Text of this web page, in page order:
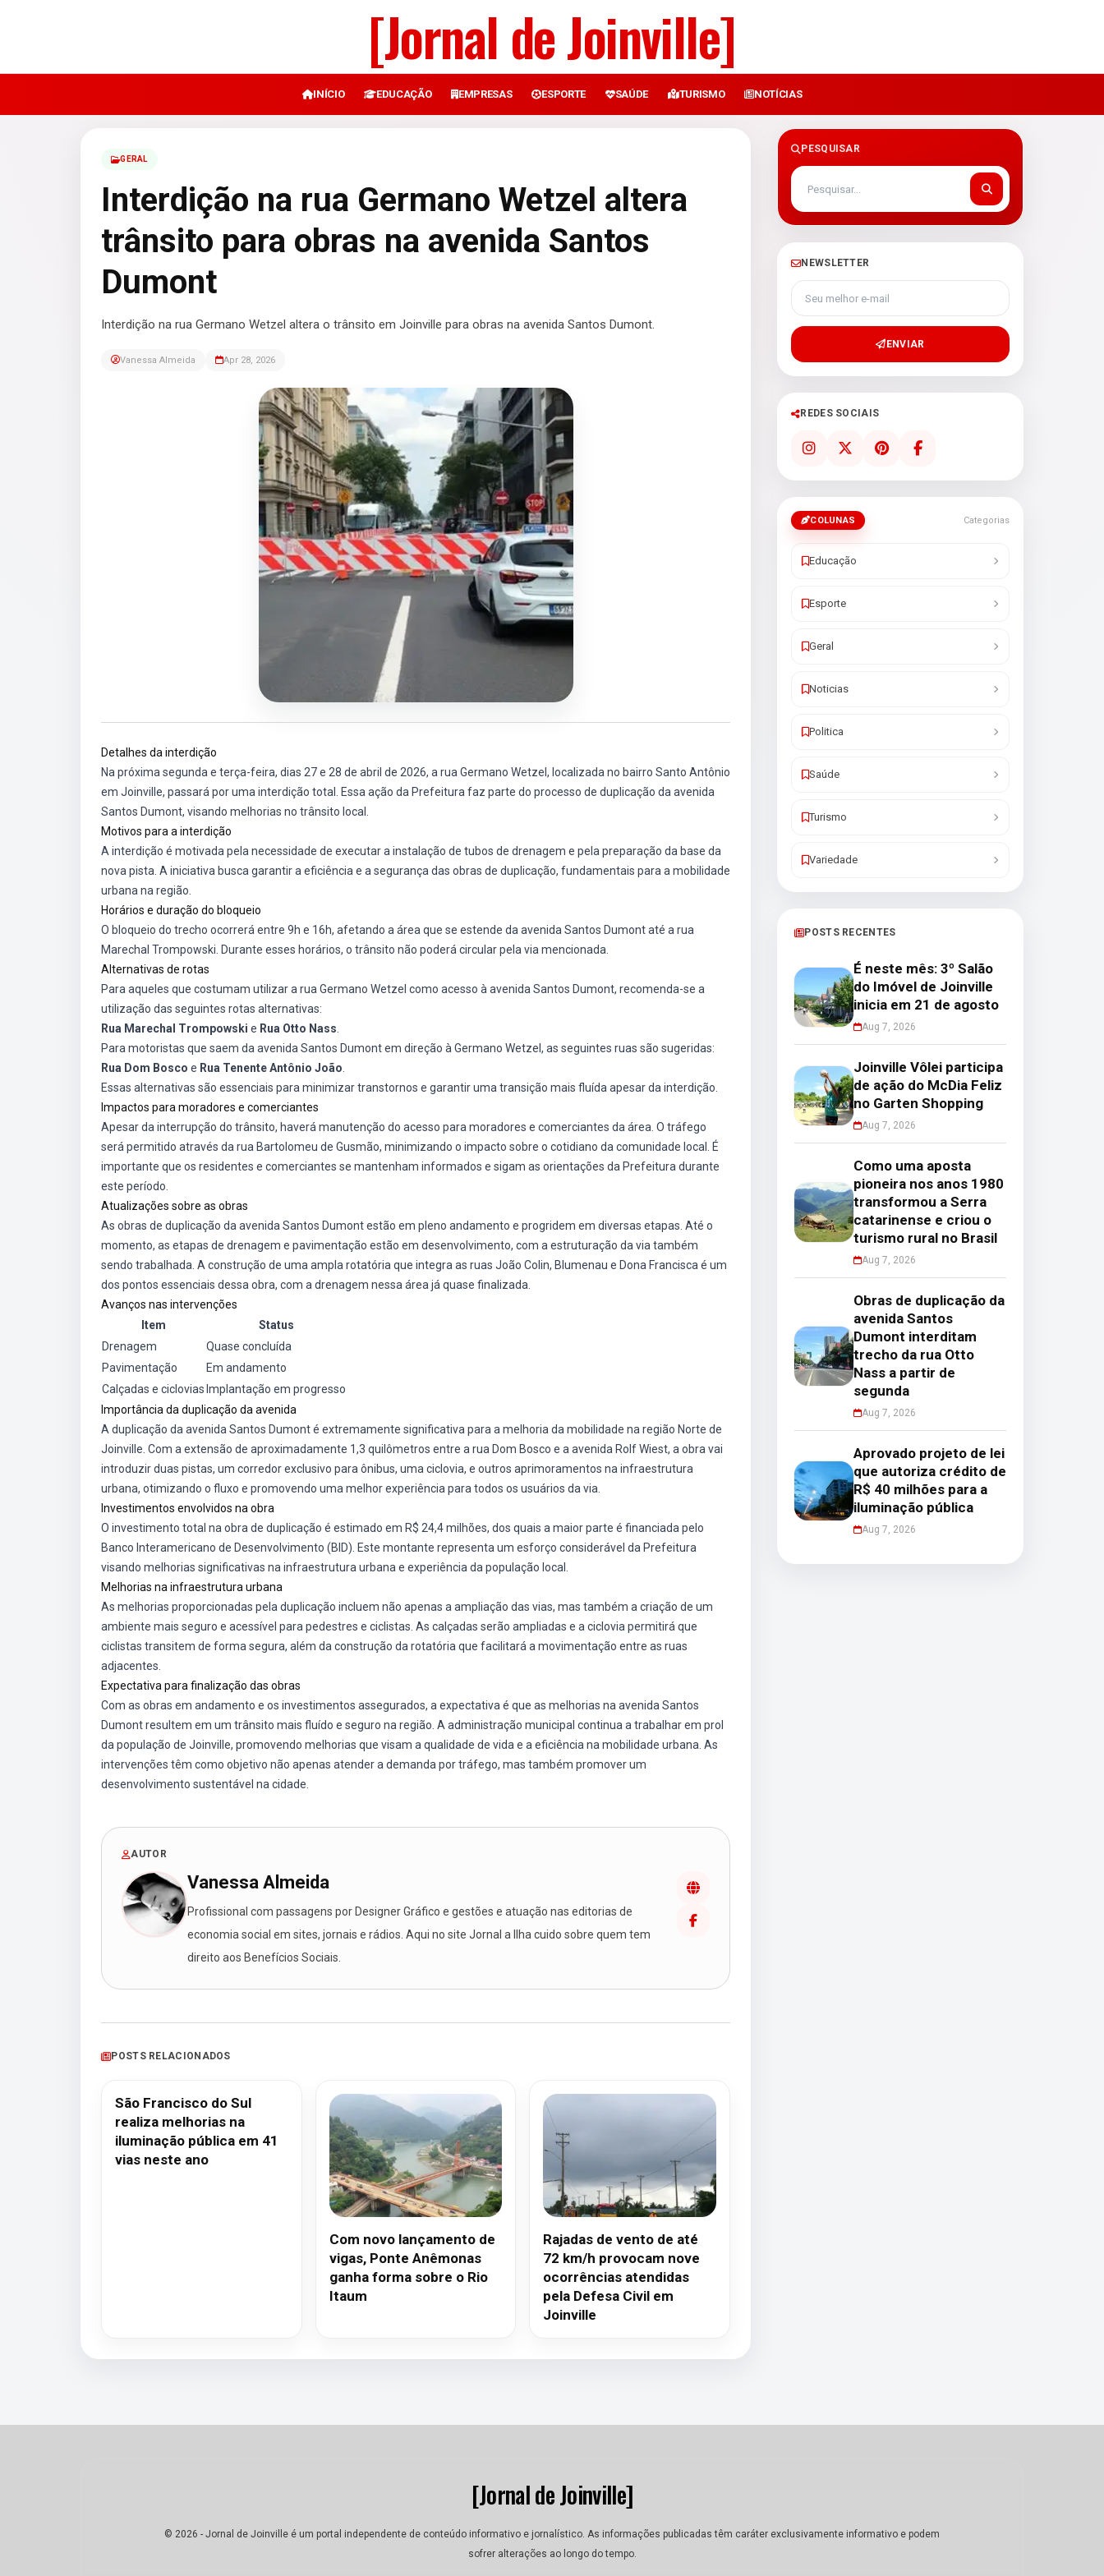
[Jornal de Joinville]
INÍCIO EDUCAÇÃO EMPRESAS ESPORTE SAÚDE TURISMO NOTÍCIAS
GERAL
Interdição na rua Germano Wetzel altera
trânsito para obras na avenida Santos
Dumont
Interdição na rua Germano Wetzel altera o trânsito em Joinville para obras na avenida Santos Dumont.
Vanessa Almeida Apr 28, 2026
Detalhes da interdição
Na próxima segunda e terça-feira, dias 27 e 28 de abril de 2026, a rua Germano Wetzel, localizada no bairro Santo Antônio
em Joinville, passará por uma interdição total. Essa ação da Prefeitura faz parte do processo de duplicação da avenida
Santos Dumont, visando melhorias no trânsito local.
Motivos para a interdição
A interdição é motivada pela necessidade de executar a instalação de tubos de drenagem e pela preparação da base da
nova pista. A iniciativa busca garantir a eficiência e a segurança das obras de duplicação, fundamentais para a mobilidade
urbana na região.
Horários e duração do bloqueio
O bloqueio do trecho ocorrerá entre 9h e 16h, afetando a área que se estende da avenida Santos Dumont até a rua
Marechal Trompowski. Durante esses horários, o trânsito não poderá circular pela via mencionada.
Alternativas de rotas
Para aqueles que costumam utilizar a rua Germano Wetzel como acesso à avenida Santos Dumont, recomenda-se a
utilização das seguintes rotas alternativas:
Rua Marechal Trompowski e Rua Otto Nass
Para motoristas que saem da avenida Santos Dumont em direção à Germano Wetzel, as seguintes ruas são sugeridas:
Rua Dom Bosco e Rua Tenente Antônio João
Essas alternativas são essenciais para minimizar transtornos e garantir uma transição mais fluída apesar da interdição.
Impactos para moradores e comerciantes
Apesar da interrupção do trânsito, haverá manutenção do acesso para moradores e comerciantes da área. O tráfego
será permitido através da rua Bartolomeu de Gusmão, minimizando o impacto sobre o cotidiano da comunidade local. É
importante que os residentes e comerciantes se mantenham informados e sigam as orientações da Prefeitura durante
este período.
Atualizações sobre as obras
As obras de duplicação da avenida Santos Dumont estão em pleno andamento e progridem em diversas etapas. Até o
momento, as etapas de drenagem e pavimentação estão em desenvolvimento, com a estruturação da via também
sendo trabalhada. A construção de uma ampla rotatória que integra as ruas João Colin, Blumenau e Dona Francisca é um
dos pontos essenciais dessa obra, com a drenagem nessa área já quase finalizada.
Avanços nas intervenções
Item
Status
Drenagem
Quase concluída
Pavimentação
Em andamento
Calçadas e ciclovias Implantação em progresso
Importância da duplicação da avenida
A duplicação da avenida Santos Dumont é extremamente significativa para a melhoria da mobilidade na região Norte de
Joinville. Com a extensão de aproximadamente 1,3 quilômetros entre a rua Dom Bosco e a avenida Rolf Wiest, a obra vai
introduzir duas pistas, um corredor exclusivo para ônibus, uma ciclovia, e outros aprimoramentos na infraestrutura
urbana, otimizando o fluxo e promovendo uma melhor experiência para todos os usuários da via.
Investimentos envolvidos na obra
O investimento total na obra de duplicação é estimado em R$ 24,4 milhões, dos quais a maior parte é financiada pelo
Banco Interamericano de Desenvolvimento (BID). Este montante representa um esforço considerável da Prefeitura
visando melhorias significativas na infraestrutura urbana e experiência da população local.
Melhorias na infraestrutura urbana
As melhorias proporcionadas pela duplicação incluem não apenas a ampliação das vias, mas também a criação de um
ambiente mais seguro e acessível para pedestres e ciclistas. As calçadas serão ampliadas e a ciclovia permitirá que
ciclistas transitem de forma segura, além da construção da rotatória que facilitará a movimentação entre as ruas
adjacentes.
Expectativa para finalização das obras
Com as obras em andamento e os investimentos assegurados, a expectativa é que as melhorias na avenida Santos
Dumont resultem em um trânsito mais fluído e seguro na região. A administração municipal continua a trabalhar em prol
da população de Joinville, promovendo melhorias que visam a qualidade de vida e a eficiência na mobilidade urbana. As
intervenções têm como objetivo não apenas atender a demanda por tráfego, mas também promover um
desenvolvimento sustentável na cidade.
AUTOR
Vanessa Almeida
Profissional com passagens por Designer Gráfico e gestões e atuação nas editorias de
economia social em sites, jornais e rádios. Aqui no site Jornal a Ilha cuido sobre quem tem
direito aos Benefícios Sociais.
POSTS RELACIONADOS
São Francisco do Sul
realiza melhorias na
iluminação pública em 41
vias neste ano
Com novo lançamento de
vigas, Ponte Anêmonas
ganha forma sobre o Rio
Itaum
Rajadas de vento de até
72 km/h provocam nove
ocorrências atendidas
pela Defesa Civil em
Joinville
PESQUISAR
NEWSLETTER
Seu melhor e-mail
ENVIAR
REDES SOCIAIS
COLUNAS Categorias
Educação
Esporte
Geral
Noticias
Politica
Saúde
Turismo
Variedade
POSTS RECENTES
É neste mês: 3º Salão
do Imóvel de Joinville
inicia em 21 de agosto
Aug 7, 2026
Joinville Vôlei participa
de ação do McDia Feliz
no Garten Shopping
Aug 7, 2026
Como uma aposta
pioneira nos anos 1980
transformou a Serra
catarinense e criou o
turismo rural no Brasil
Aug 7, 2026
Obras de duplicação da
avenida Santos
Dumont interditam
trecho da rua Otto
Nass a partir de
segunda
Aug 7, 2026
Aprovado projeto de lei
que autoriza crédito de
R$ 40 milhões para a
iluminação pública
Aug 7, 2026
[Jornal de Joinville]
© 2026 - Jornal de Joinville é um portal independente de conteúdo informativo e jornalístico. As informações publicadas têm caráter exclusivamente informativo e podem
sofrer alterações ao longo do tempo.